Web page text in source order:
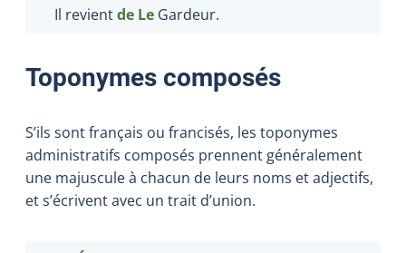
Il revientde Le Gardeur.
Toponymes composés
S’ils sont français ou francisés, les toponymes
administratifs composés prennent généralement
une majuscule à chacun de leurs noms et adjectifs,
et s’écrivent avec un trait d’union.